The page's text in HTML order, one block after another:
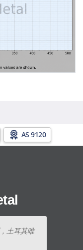
AS 9120
土耳其唯